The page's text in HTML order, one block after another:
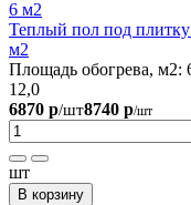
Теплый пол под
м2
Площадь обогрева, м2:
12,0
6870 р/шт8740 р/шт
шт
В корзину